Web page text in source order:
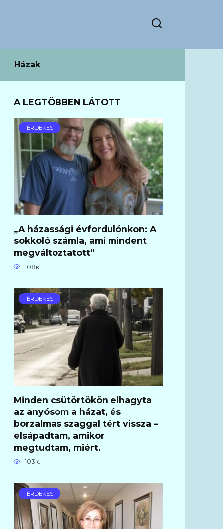
Házak
A LEGTÖBBEN LÁTOTT
ÉRDEKES
„A házassági évfordulónkon: A
sokkoló számla, ami mindent
megváltoztatott“
108к.
ÉRDEKES
Minden csütörtökön elhagyta
az anyósom a házat, és
borzalmas szaggal tért vissza –
elsápadtam, amikor
megtudtam, miért.
103к.
ÉRDEKES